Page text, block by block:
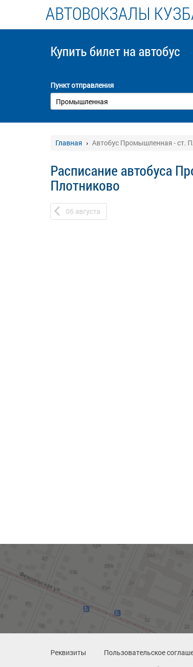
АВТОВОКЗАЛЫ
Купить билет на автобус
Пункт отправления
Главная Автобус Промышленная - ст.
Расписание автобуса
Плотниково
06 августа
Реквизиты Пользовательское